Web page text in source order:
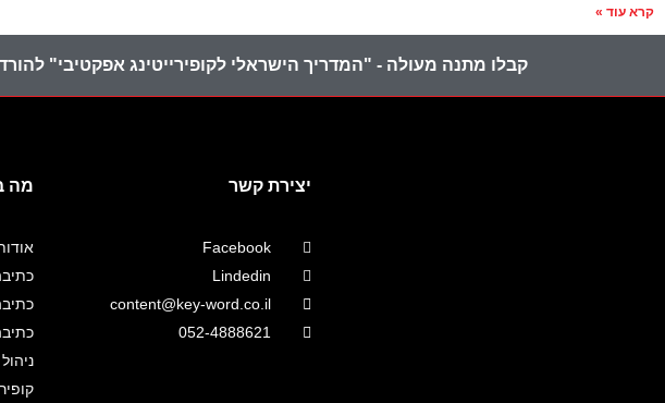
קרא עוד »
קבלו מתנה מעולה - "המדריך הישראלי לקופירייטינג אפקטיבי"
יצירת קשר
Facebook
Lindedin
content@key-word.co.il
052-4888621
מה